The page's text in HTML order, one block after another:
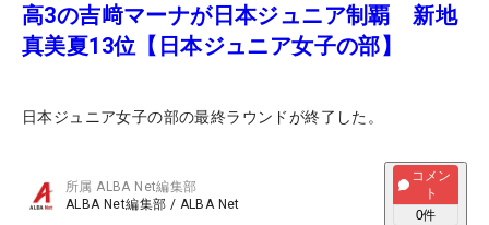
高3の吉﨑マーナが日本ジュニア制覇 新地
真美夏13位【日本ジュニア女子の部】
日本ジュニア女子の部の最終ラウンドが終了した。
所属ALBA Net編集部
ALBA Net編集部 / ALBA Net
コメン
ト
0件